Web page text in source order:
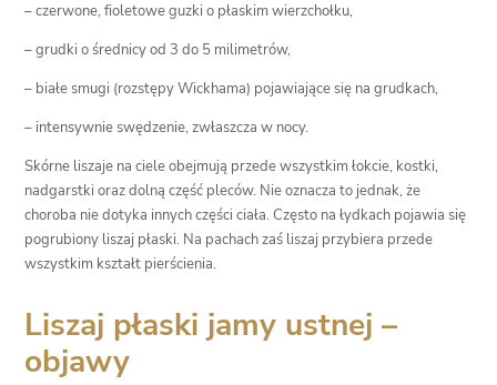
– czerwone, fioletowe guzki o płaskim wierzchołku,
– grudki o średnicy od 3 do 5 milimetrów,
– białe smugi (rozstępy Wickhama) pojawiające się na grudkach,
– intensywnie swędzenie, zwłaszcza w nocy.
Skórne liszaje na ciele obejmują przede wszystkim łokcie, kostki,
nadgarstki oraz dolną część pleców. Nie oznacza to jednak, że
choroba nie dotyka innych części ciała. Często na łydkach pojawia się
pogrubiony liszaj płaski. Na pachach zaś liszaj przybiera przede
wszystkim kształt pierścienia.
Liszaj płaski jamy ustnej –
objawy